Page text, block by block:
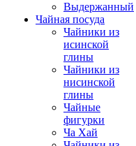
Выдержанный
Чайная посуда
Чайники из
исинской
глины
Чайники из
нисинской
глины
Чайные
фигурки
Ча Хай